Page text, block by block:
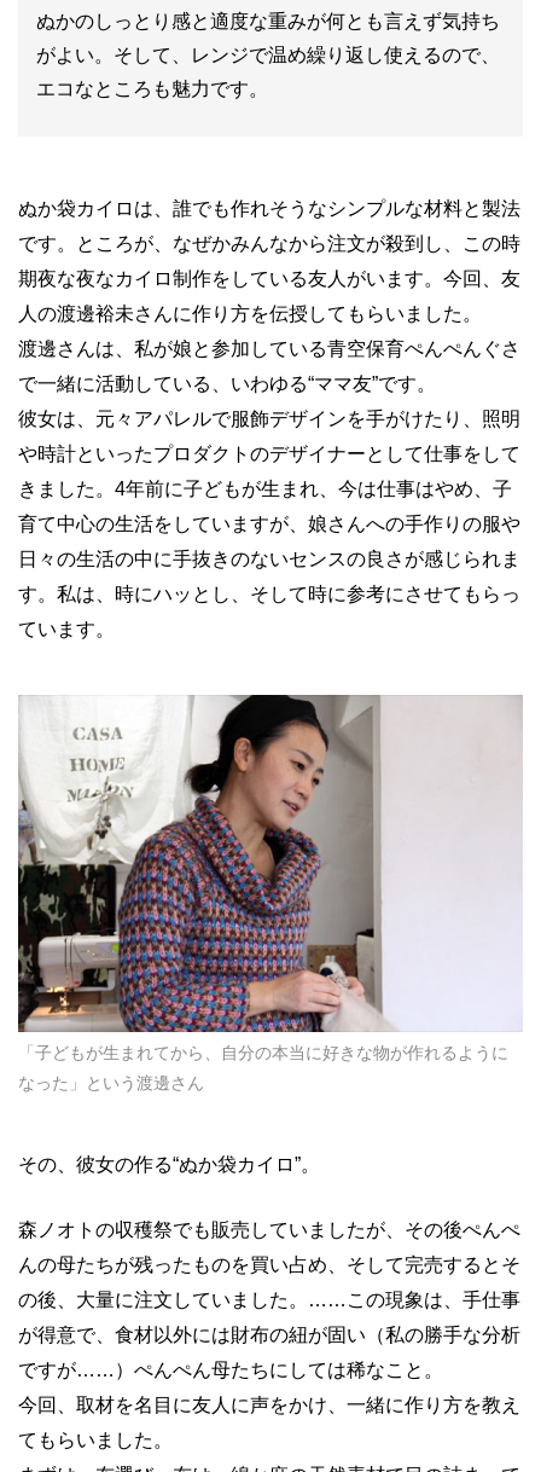
ぬかのしっとり感と適度な重みが何とも言えず気持ち
がよい。そして、レンジで温め繰り返し使えるので、
エコなところも魅力です。
ぬか袋カイロは、誰でも作れそうなシンプルな材料と製法
です。ところが、なぜかみんなから注文が殺到し、この時
期夜な夜なカイロ制作をしている友人がいます。今回、友
人の渡邊裕未さんに作り方を伝授してもらいました。
渡邊さんは、私が娘と参加している青空保育ぺんぺんぐさ
で一緒に活動している、いわゆる“ママ友”です。
彼女は、元々アパレルで服飾デザインを手がけたり、照明
や時計といったプロダクトのデザイナーとして仕事をして
きました。4年前に子どもが生まれ、今は仕事はやめ、子
育て中心の生活をしていますが、娘さんへの手作りの服や
日々の生活の中に手抜きのないセンスの良さが感じられま
す。私は、時にハッとし、そして時に参考にさせてもらっ
ています。
「子どもが生まれてから、自分の本当に好きな物が作れるように
なった」という渡邊さん
その、彼女の作る“ぬか袋カイロ”。
森ノオトの収穫祭でも販売していましたが、その後ぺんぺ
んの母たちが残ったものを買い占め、そして完売するとそ
の後、大量に注文していました。……この現象は、手仕事
が得意で、食材以外には財布の紐が固い（私の勝手な分析
ですが……）ぺんぺん母たちにしては稀なこと。
今回、取材を名目に友人に声をかけ、一緒に作り方を教え
てもらいました。